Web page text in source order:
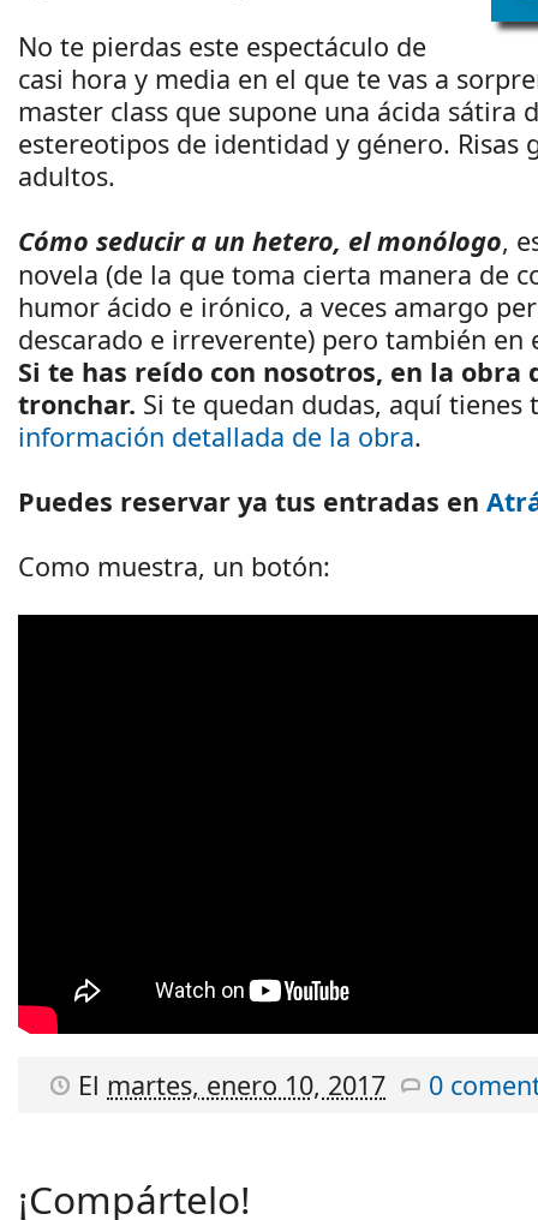
No te pierdas este espectáculo de
casi hora y media en el que te vas a
master class que supone una ácida sátira
estereotipos de identidad y género. Risas
adultos.
Cómo seducir a un hetero, el monólogo,
novela (de la que toma cierta manera de
humor ácido e irónico, a veces amargo
descarado e irreverente) pero también en
Si te has reído con nosotros, en la obra
tronchar. Si te quedan dudas, aquí tienes
información detallada de la obra.
Puedes reservar ya tus entradas en
Como muestra, un botón:
El martes, enero 10, 2017 0
¡Compártelo!